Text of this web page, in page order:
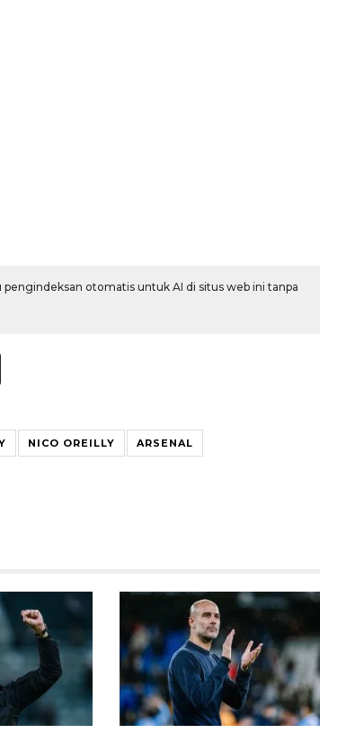
otomatis untuk AI di situs web ini tanpa
NICO OREILLY ARSENAL